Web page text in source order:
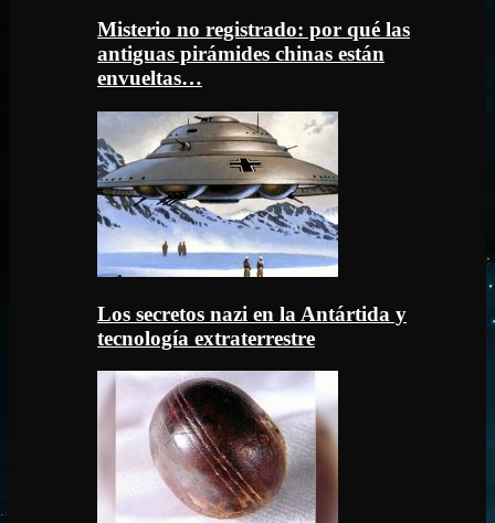
Misterio no registrado: por qué las
antiguas pirámides chinas están
envueltas…
Los secretos nazi en la Antártida y
tecnología extraterrestre